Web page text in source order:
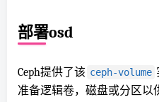
部署osd
Ceph提供了该 ceph-volume
准备逻辑卷，磁盘或分区以